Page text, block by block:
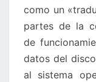
como un
partes de la
de
datos del
al sistema